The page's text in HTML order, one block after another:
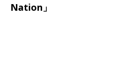
Nation」